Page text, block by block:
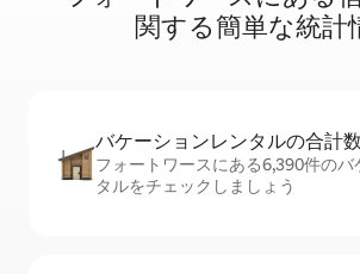
関⁠す⁠る簡⁠単⁠な統⁠計⁠
バケーションレ⁠ン⁠タ⁠ル⁠の合⁠計⁠数
フォートワースにある6,390件のバ
タルをチェックしましょう